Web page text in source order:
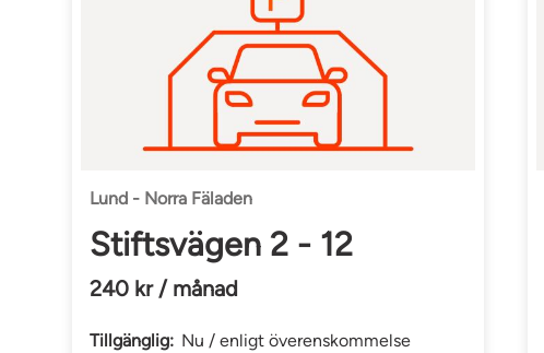
Lund - Norra Fäladen
Stiftsvägen 2 - 12
240 kr / månad
Tillgänglig: Nu / enligt överenskommelse